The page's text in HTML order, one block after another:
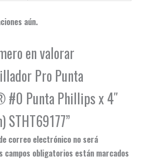
aún.
en valorar
Pro Punta
Punta Phillips x 4″
STHT69177”
correo electrónico no será
campos obligatorios están marcados